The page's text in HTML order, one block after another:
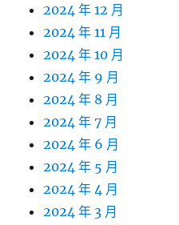
2024 年 12 月
2024 年 11 月
2024 年 10 月
2024 年 9 月
2024 年 8 月
2024 年 7 月
2024 年 6 月
2024 年 5 月
2024 年 4 月
2024 年 3 月